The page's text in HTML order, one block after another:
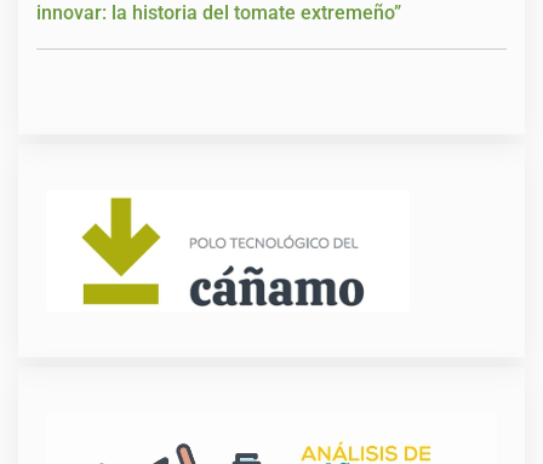
innovar: la historia del tomate extremeño”